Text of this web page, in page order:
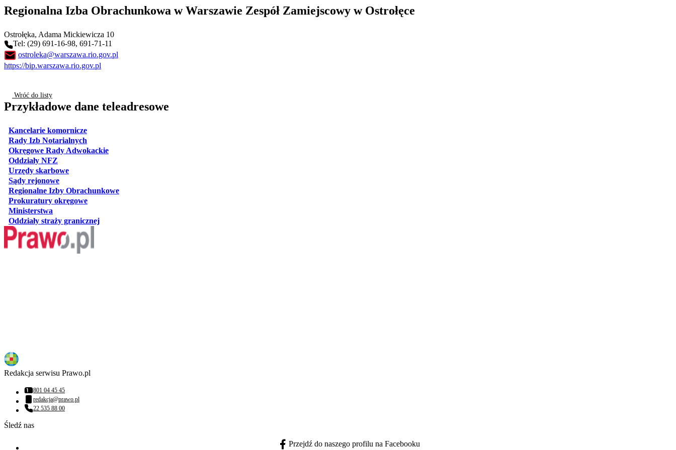
Regionalna Izba Obrachunkowa w Warszawie Zespół Zamiejscowy w Ostrołęce
Ostrołęka, Adama Mickiewicza 10
Tel: (29) 691-16-98, 691-71-11
ostroleka@warszawa.rio.gov.pl
https://bip.warszawa.rio.gov.pl
Wróć do listy
Przykładowe dane teleadresowe
Kancelarie komorniczeotwiera się w nowej karcie
Rady Izb Notarialnych
Okręgowe Rady Adwokackieotwiera się w nowej karcie
Oddziały NFZ
Urzędy skarboweotwiera się w nowej karcie
Sądy rejonoweotwiera się w nowej karcie
Regionalne Izby Obrachunkoweotwiera się w nowej karcie
Prokuratury okręgoweotwiera się w nowej karcie
Ministerstwa
Oddziały straży granicznejotwiera się w nowej karcie
Redakcja serwisu Prawo.pl
Numer telefonu:
801 04 45 45
Adres email:
redakcja@prawo.pl
Numer telefonu:
22 535 88 00
Śledź nas
facebook - otwiera się w nowej karcie
Przejdź do naszego profilu na Facebooku